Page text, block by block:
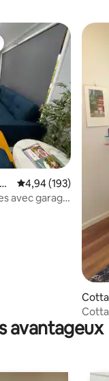
: 4,97 sur 5
Évaluation
4,94 (193)
avec garage
Hunter
avantageux